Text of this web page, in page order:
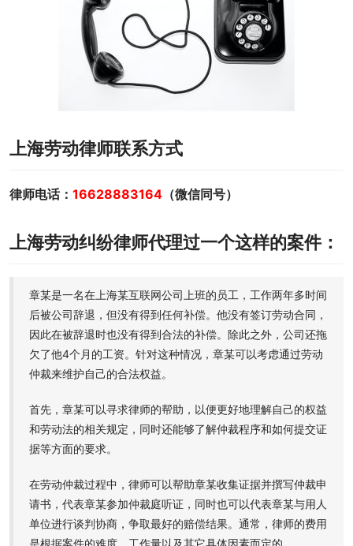
上海劳动律师联系方式
律师电话： 16628883164 （微信同号）
上海劳动纠纷律师代理过一个这样的案件：
章某是一名在上海某互联网公司上班的员工，工作两年多时间
后被公司辞退，但没有得到任何补偿。他没有签订劳动合同，
因此在被辞退时也没有得到合法的补偿。除此之外，公司还拖
欠了他4个月的工资。针对这种情况，章某可以考虑通过劳动
仲裁来维护自己的合法权益。
首先，章某可以寻求律师的帮助，以便更好地理解自己的权益
和劳动法的相关规定，同时还能够了解仲裁程序和如何提交证
据等方面的要求。
在劳动仲裁过程中，律师可以帮助章某收集证据并撰写仲裁申
请书，代表章某参加仲裁庭听证，同时也可以代表章某与用人
单位进行谈判协商，争取最好的赔偿结果。通常，律师的费用
是根据案件的难度、工作量以及其它具体因素而定的。